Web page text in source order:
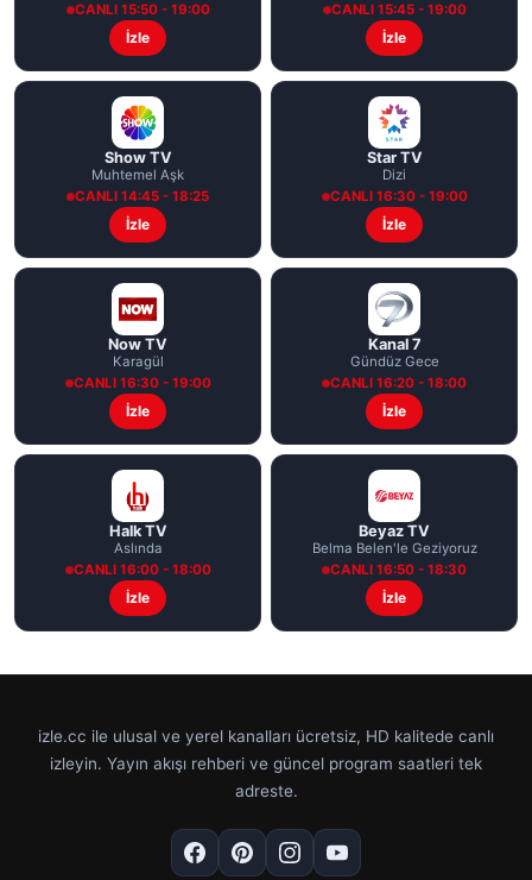
CANLI 15:50 - 19:00
İzle
CANLI 15:45 - 19:00
İzle
Show TV
Muhtemel Aşk
CANLI 14:45 - 18:25
İzle
Star TV
Dizi
CANLI 16:30 - 19:00
İzle
Now TV
Karagül
CANLI 16:30 - 19:00
İzle
Kanal 7
Gündüz Gece
CANLI 16:20 - 18:00
İzle
Halk TV
Aslında
CANLI 16:00 - 18:00
İzle
Beyaz TV
Belma Belen'le Geziyoruz
CANLI 16:50 - 18:30
İzle
izle.cc ile ulusal ve yerel kanalları ücretsiz, HD kalitede canlı
izleyin. Yayın akışı rehberi ve güncel program saatleri tek
adreste.